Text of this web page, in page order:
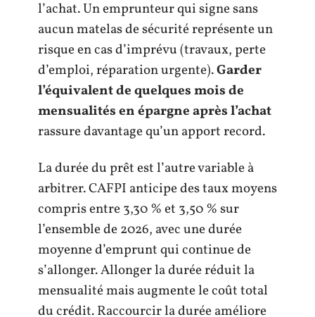
l’achat. Un emprunteur qui signe sans
aucun matelas de sécurité représente un
risque en cas d’imprévu (travaux, perte
d’emploi, réparation urgente).Garder
l’équivalent de quelques mois de
mensualités en épargne après l’achat
rassure davantage qu’un apport record.
La durée du prêt est l’autre variable à
arbitrer. CAFPI anticipe des taux moyens
compris entre 3,30 % et 3,50 % sur
l’ensemble de 2026, avec une durée
moyenne d’emprunt qui continue de
s’allonger. Allonger la durée réduit la
mensualité mais augmente le coût total
du crédit. Raccourcir la durée améliore